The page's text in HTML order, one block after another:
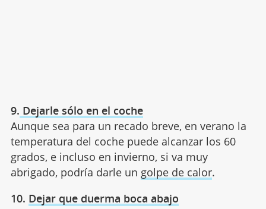
9. Dejarle sólo en el coche
Aunque sea para un recado breve, en verano la
temperatura del coche puede alcanzar los 60
grados, e incluso en invierno, si va muy
abrigado, podría darle un golpe de calor.
10. Dejar que duerma boca abajo